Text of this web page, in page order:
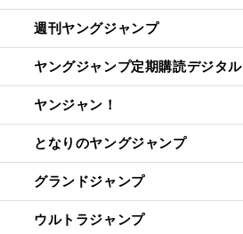
週刊ヤングジャンプ
ヤングジャンプ定期購読デジタル
ヤンジャン！
となりのヤングジャンプ
グランドジャンプ
ウルトラジャンプ